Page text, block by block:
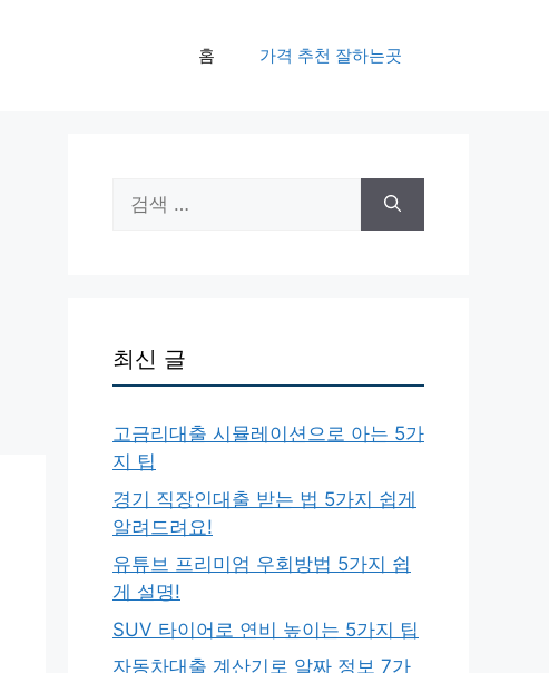
홈 가격 추천 잘하는곳
색:
최신 글
고금리대출 시뮬레이션으로 아는 5가
지 팁
경기 직장인대출 받는 법 5가지 쉽게
알려드려요!
유튜브 프리미엄 우회방법 5가지 쉽
게 설명!
SUV 타이어로 연비 높이는 5가지 팁
자동차대출 계산기로 알짜 정보 7가